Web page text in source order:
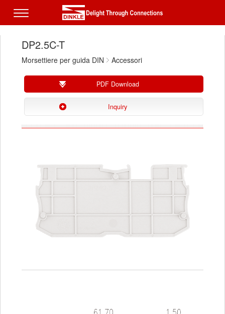
DP2.5C-T
Morsettiere per guida DIN Accessori
PDF Download
Inquiry